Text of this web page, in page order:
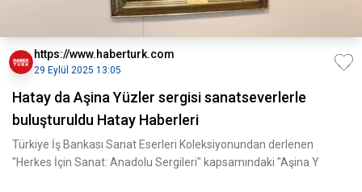
https://www.haberturk.com
29 Eylül 2025 13:05
Hatay da Aşina Yüzler sergisi sanatseverlerle
buluşturuldu Hatay Haberleri
Türkiye İş Bankası Sanat Eserleri Koleksiyonundan derlenen
"Herkes İçin Sanat: Anadolu Sergileri" kapsamındaki "Aşina Y